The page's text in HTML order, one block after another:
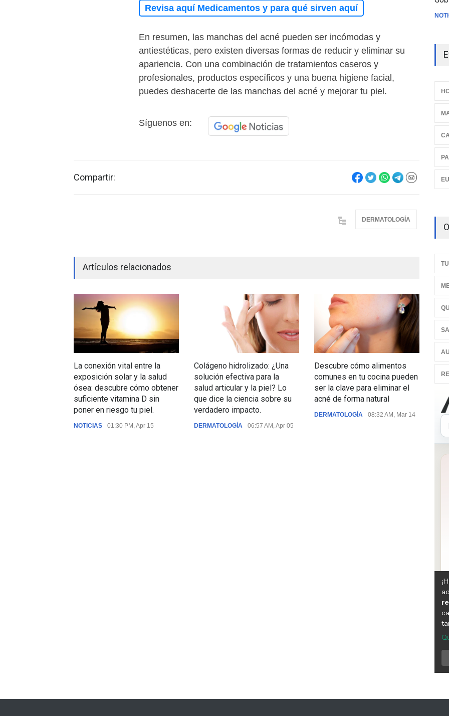
Revisa aquí Medicamentos y para qué sirven aquí
En resumen, las manchas del acné pueden ser incómodas y
antiestéticas, pero existen diversas formas de reducir y eliminar su
apariencia. Con una combinación de tratamientos caseros y
profesionales, productos específicos y una buena higiene facial,
puedes deshacerte de las manchas del acné y mejorar tu piel.
Síguenos en:
Compartir:
DERMATOLOGÍA
Artículos relacionados
La conexión vital entre la
exposición solar y la salud
ósea: descubre cómo obtener
suficiente vitamina D sin
poner en riesgo tu piel.
NOTICIAS 01:30 PM, Apr 15
Colágeno hidrolizado: ¿Una
solución efectiva para la
salud articular y la piel? Lo
que dice la ciencia sobre su
verdadero impacto.
DERMATOLOGÍA 06:57 AM, Apr 05
Descubre cómo alimentos
comunes en tu cocina pueden
ser la clave para eliminar el
acné de forma natural
DERMATOLOGÍA 08:32 AM, Mar 14